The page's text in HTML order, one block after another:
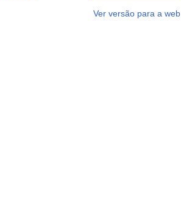
Ver versão para a web